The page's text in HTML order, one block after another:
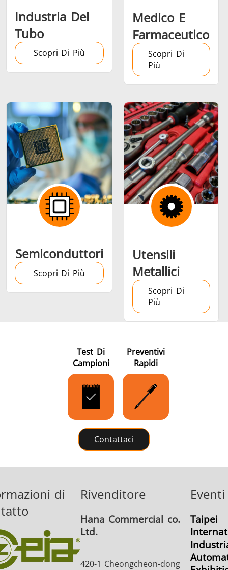
Industria Del
Tubo
Scopri Di Più
Medico E
Farmaceutico
Scopri Di
Più
Semiconduttori
Scopri Di Più
Utensili
Metallici
Scopri Di
Più
Test Di
Campioni
Preventivi
Rapidi
Contattaci
di
Rivenditore
Hana Commercial co.
Ltd.
420-1 Cheongcheon-dong
Eventi
Taipei